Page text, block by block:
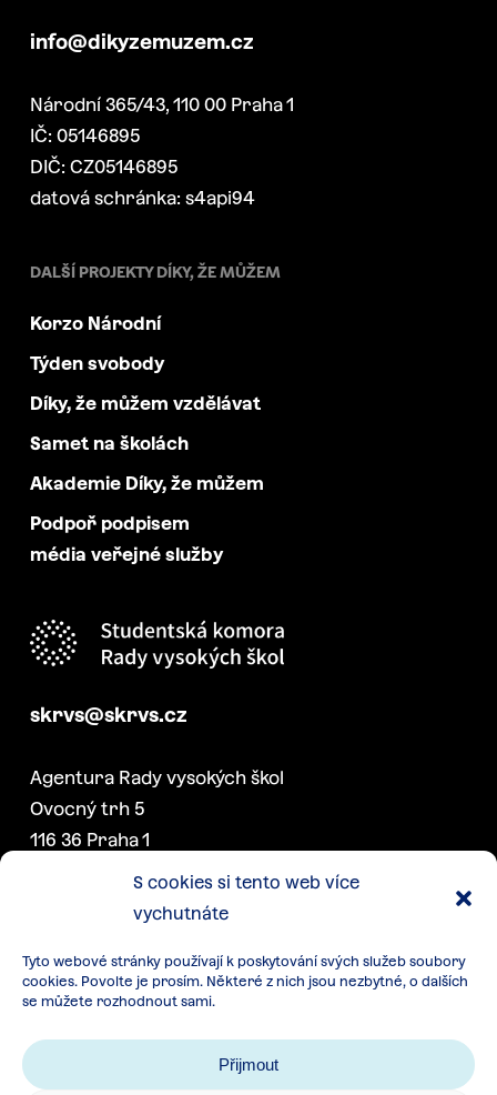
S cookies si tento web více
vychutnáte
Tyto webové stránky používají k poskytování svých služeb soubory
cookies. Povolte je prosím. Některé z nich jsou nezbytné, o dalších
se můžete rozhodnout sami.
Přijmout
info@dikyzemuzem.cz
Národní 365/43, 110 00 Praha 1
IČ: 05146895
DIČ: CZ05146895
datová schránka: s4api94
DALŠÍ PROJEKTY DÍKY, ŽE MŮŽEM
Korzo Národní
Týden svobody
Díky, že můžem vzdělávat
Samet na školách
Akademie Díky, že můžem
Podpoř podpisem
média veřejné služby
skrvs@skrvs.cz
Agentura Rady vysokých škol
Ovocný trh 5
116 36 Praha 1
DALŠÍ PROJEKTY SK RVŠ
Konference akademických
senátorek a senátorů